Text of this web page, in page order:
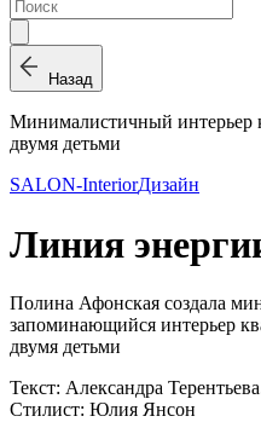
Назад
Минималистичный интерьер
двумя детьми
SALON-InteriorДизайн
Линия
Полина Афонская создала
запоминающийся интерьер
двумя детьми
Текст: Александра
Стилист: Юлия Янсон